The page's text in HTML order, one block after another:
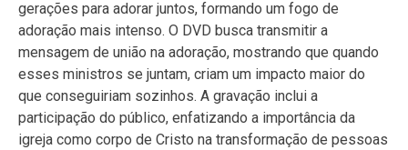
gerações para adorar juntos, formando um fogo de
adoração mais intenso. O DVD busca transmitir a
mensagem de união na adoração, mostrando que quando
esses ministros se juntam, criam um impacto maior do
que conseguiriam sozinhos. A gravação inclui a
participação do público, enfatizando a importância da
igreja como corpo de Cristo na transformação de pessoas